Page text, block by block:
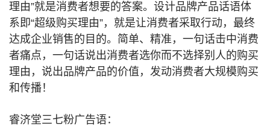
理由”就是消费者想要的答案。设计品牌产品话语体
系即“超级购买理由”，就是让消费者采取行动，最终
达成企业销售的目的。简单、精准，一句话击中消费
者痛点，一句话说出消费者选你而不选择别人的购买
理由，说出品牌产品的价值，发动消费者大规模购买
和传播！
睿济堂三七粉广告语：